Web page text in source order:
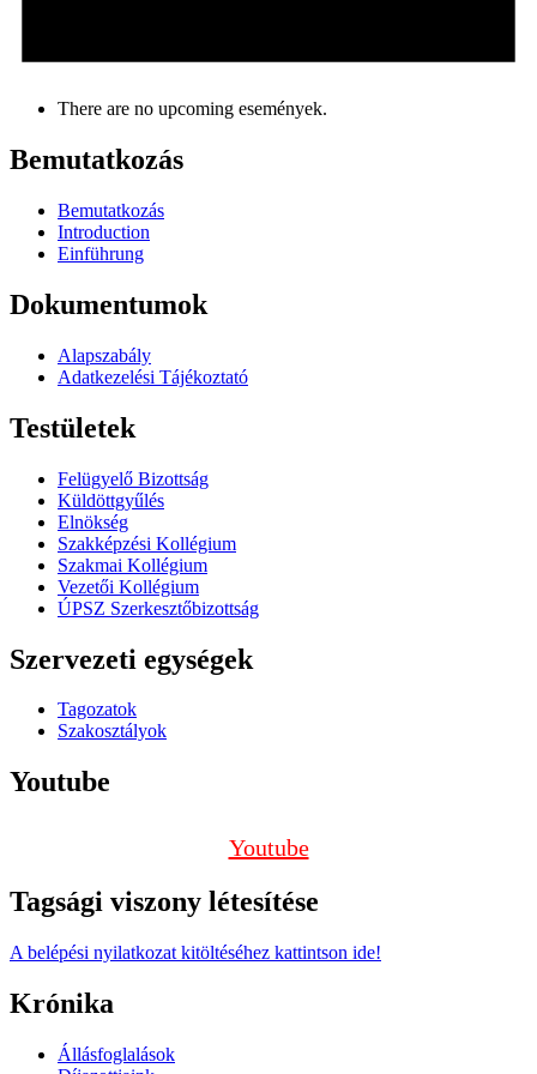
There are no upcoming események.
Bemutatkozás
Bemutatkozás
Introduction
Einführung
Dokumentumok
Alapszabály
Adatkezelési Tájékoztató
Testületek
Felügyelő Bizottság
Küldöttgyűlés
Elnökség
Szakképzési Kollégium
Szakmai Kollégium
Vezetői Kollégium
ÚPSZ Szerkesztőbizottság
Szervezeti egységek
Tagozatok
Szakosztályok
Youtube
Youtube
Tagsági viszony létesítése
A belépési nyilatkozat kitöltéséhez kattintson ide!
Krónika
Állásfoglalások